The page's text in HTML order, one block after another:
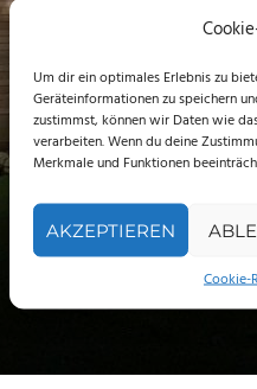
Um dir ein optimales Erlebnis zu
Geräteinformationen zu speichern
zustimmst, können wir Daten wie
verarbeiten. Wenn du deine
Merkmale und Funktionen
AKZEPTIEREN
Cookie-